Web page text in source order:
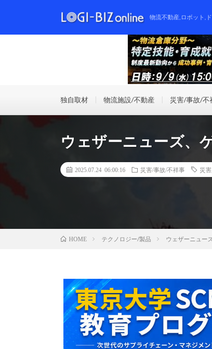
物流不動産,ロボット,
独自取材 物流施設/不動産 災害/事故/不
ウェザーニューズ、
2025.07.24 06:00:16 災害/事故/不祥事 災害
HOME テクノロジー/製品 ウェザーニュー